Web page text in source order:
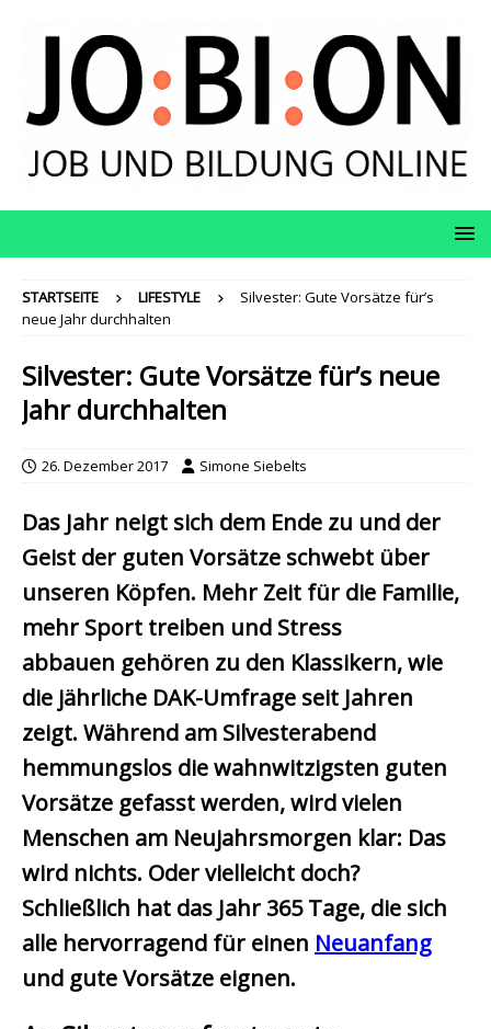
STARTSEITE LIFESTYLE
Silvester: Gute Vorsätze für’s
neue Jahr durchhalten
Silvester: Gute Vorsätze für’s neue
Jahr durchhalten
26. Dezember 2017 Simone Siebelts
Das Jahr neigt sich dem Ende zu und der
Geist der guten Vorsätze schwebt über
unseren Köpfen. Mehr Zeit für die Familie,
mehr Sport treiben und Stress
abbauen gehören zu den Klassikern, wie
die jährliche DAK-Umfrage seit Jahren
zeigt. Während am Silvesterabend
hemmungslos die wahnwitzigsten guten
Vorsätze gefasst werden, wird vielen
Menschen am Neujahrsmorgen klar: Das
wird nichts. Oder vielleicht doch?
Schließlich hat das Jahr 365 Tage, die sich
alle hervorragend für einen Neuanfang
und gute Vorsätze eignen.